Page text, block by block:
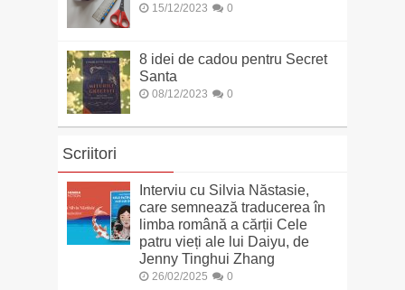
15/12/2023 0
8 idei de cadou pentru Secret
Santa
08/12/2023 0
Scriitori
Interviu cu Silvia Năstasie,
care semnează traducerea în
limba română a cărții Cele
patru vieți ale lui Daiyu, de
Jenny Tinghui Zhang
26/02/2025 0